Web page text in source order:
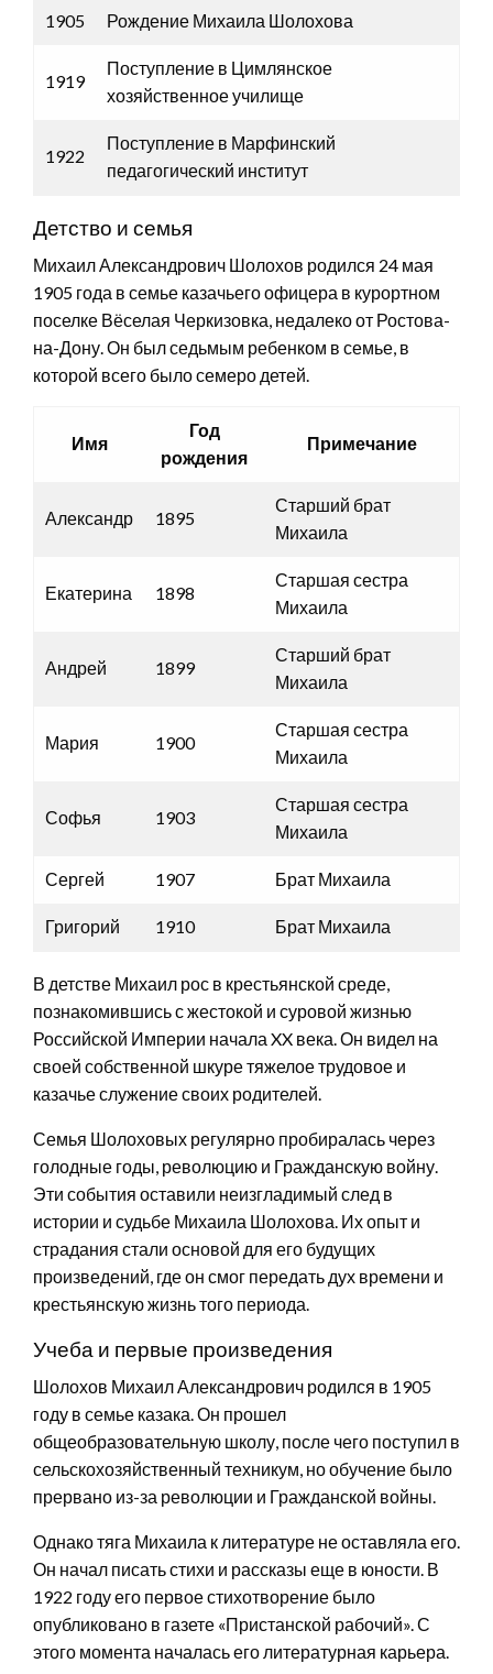
1905 Рождение Михаила Шолохова
1919
Поступление в Цимлянское
хозяйственное училище
1922
Поступление в Марфинский
педагогический институт
Детство и семья
Михаил Александрович Шолохов родился 24 мая
1905 года в семье казачьего офицера в курортном
поселке Вёселая Черкизовка, недалеко от Ростова-
на-Дону. Он был седьмым ребенком в семье, в
которой всего было семеро детей.
Имя
Год
рождения
Примечание
Александр 1895
Старший брат
Михаила
Екатерина 1898
Старшая сестра
Михаила
Андрей 1899
Старший брат
Михаила
Мария 1900
Старшая сестра
Михаила
Софья 1903
Старшая сестра
Михаила
Сергей 1907 Брат Михаила
Григорий 1910 Брат Михаила
В детстве Михаил рос в крестьянской среде,
познакомившись с жестокой и суровой жизнью
Российской Империи начала XX века. Он видел на
своей собственной шкуре тяжелое трудовое и
казачье служение своих родителей.
Семья Шолоховых регулярно пробиралась через
голодные годы, революцию и Гражданскую войну.
Эти события оставили неизгладимый след в
истории и судьбе Михаила Шолохова. Их опыт и
страдания стали основой для его будущих
произведений, где он смог передать дух времени и
крестьянскую жизнь того периода.
Учеба и первые произведения
Шолохов Михаил Александрович родился в 1905
году в семье казака. Он прошел
общеобразовательную школу, после чего поступил в
сельскохозяйственный техникум, но обучение было
прервано из-за революции и Гражданской войны.
Однако тяга Михаила к литературе не оставляла его.
Он начал писать стихи и рассказы еще в юности. В
1922 году его первое стихотворение было
опубликовано в газете «Пристанской рабочий». С
этого момента началась его литературная карьера.